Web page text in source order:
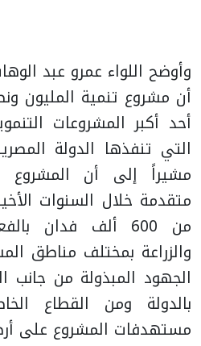
وأوضح اللواء عمرو عبد
أن مشروع تنمية المليون
أحد أكبر المشروعات
التي تنفذها الدولة
مشيراً إلى أن
متقدمة خلال السنوات
من 600 ألف فدان
والزراعة بمختلف مناطق
الجهود المبذولة من جانب
بالدولة ومن القطاع
مستهدفات المشروع على